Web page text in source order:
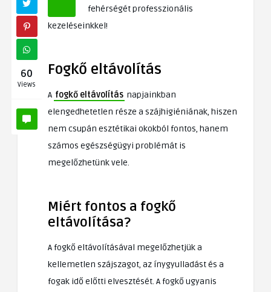
60
Views
fehérségét professzionális
kezeléseinkkel!
Fogkő eltávolítás
A fogkő eltávolítás napjainkban
elengedhetetlen része a szájhigiéniának, hiszen
nem csupán esztétikai okokból fontos, hanem
számos egészségügyi problémát is
megelőzhetünk vele.
Miért fontos a fogkő
eltávolítása?
A fogkő eltávolításával megelőzhetjük a
kellemetlen szájszagot, az ínygyulladást és a
fogak idő előtti elvesztését. A fogkő ugyanis